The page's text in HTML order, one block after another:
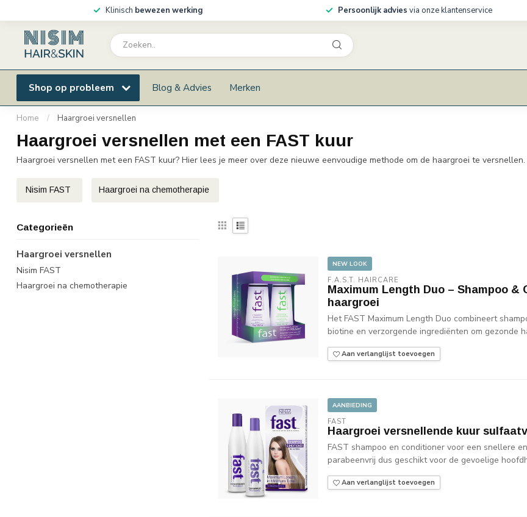
Klinisch bewezen werking Persoonlijk advies via onze klantenservice
Shop op probleem Blog & Advies Merken
Home / Haargroei versnellen
Haargroei versnellen met een FAST kuur
Haargroei versnellen met een FAST kuur? Hier lees je meer over deze nieuwe eenvoudige methode om de haargroei te versnellen.
Nisim FAST Haargroei na chemotherapie
Categorieën
Haargroei versnellen
Nisim FAST
Haargroei na chemotherapie
NEW LOOK
F.A.S.T. HAIRCARE
Maximum Length Duo – Shampoo
haargroei
Het FAST Maximum Length Duo combineert
biotine en verzorgende ingrediënten om gezonde
Aan verlanglijst toevoegen
AANBIEDING
FAST
Haargroei versnellende kuur
FAST shampoo en conditioner voor een snellere
parabeenvrij dus geschikt voor de gevoelige
Aan verlanglijst toevoegen